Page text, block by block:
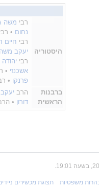
היסטוריה
רבי משה
נחום • רבי
רבי חיים
יעקב
רבי יהודה
אשכנזי •
פרנקו •
ברבנות
הראשית
הרב
דורון •
משפטיות תצוגת מכשירים